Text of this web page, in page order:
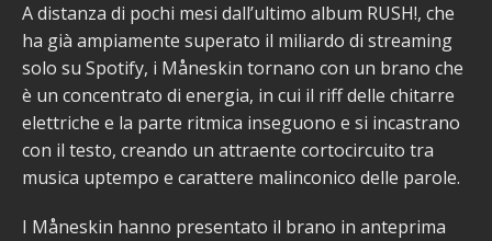
A distanza di pochi mesi dall’ultimo album RUSH!, che
ha già ampiamente superato il miliardo di streaming
solo su Spotify, i Måneskin tornano con un brano che
è un concentrato di energia, in cui il riff delle chitarre
elettriche e la parte ritmica inseguono e si incastrano
con il testo, creando un attraente cortocircuito tra
musica uptempo e carattere malinconico delle parole.
I Måneskin hanno presentato il brano in anteprima